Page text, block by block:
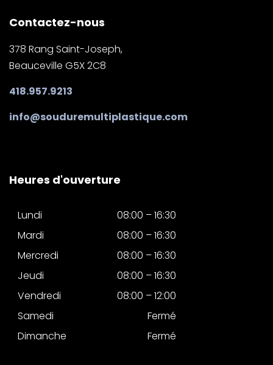
Contactez-nous
378 Rang Saint-Joseph,
Beauceville G5X 2C8
418.957.9213
info@souduremultiplastique.com
Heures d'ouverture
Lundi
08:00 – 16:30
Mardi
08:00 – 16:30
Mercredi
08:00 – 16:30
Jeudi
08:00 – 16:30
Vendredi
08:00 – 12:00
Samedi
Fermé
Dimanche
Fermé